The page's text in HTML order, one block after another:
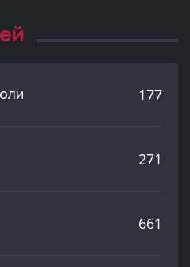
177
271
661